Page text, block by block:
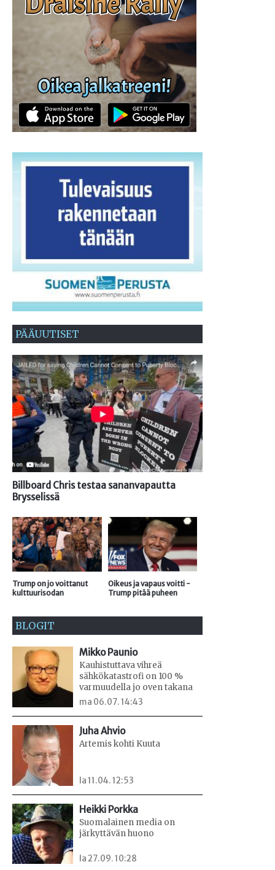
PÄÄUUTISET
Billboard Chris testaa sananvapautta
Brysselissä
Trump on jo voittanut
kulttuurisodan
Oikeus ja vapaus voitti -
Trump pitää puheen
BLOGIT
Mikko Paunio
Kauhistuttava vihreä
sähkökatastrofi on 100 %
varmuudella jo oven takana
ma 06.07. 14:43
Juha Ahvio
Artemis kohti Kuuta
la 11.04. 12:53
Heikki Porkka
Suomalainen media on
järkyttävän huono
la 27.09. 10:28